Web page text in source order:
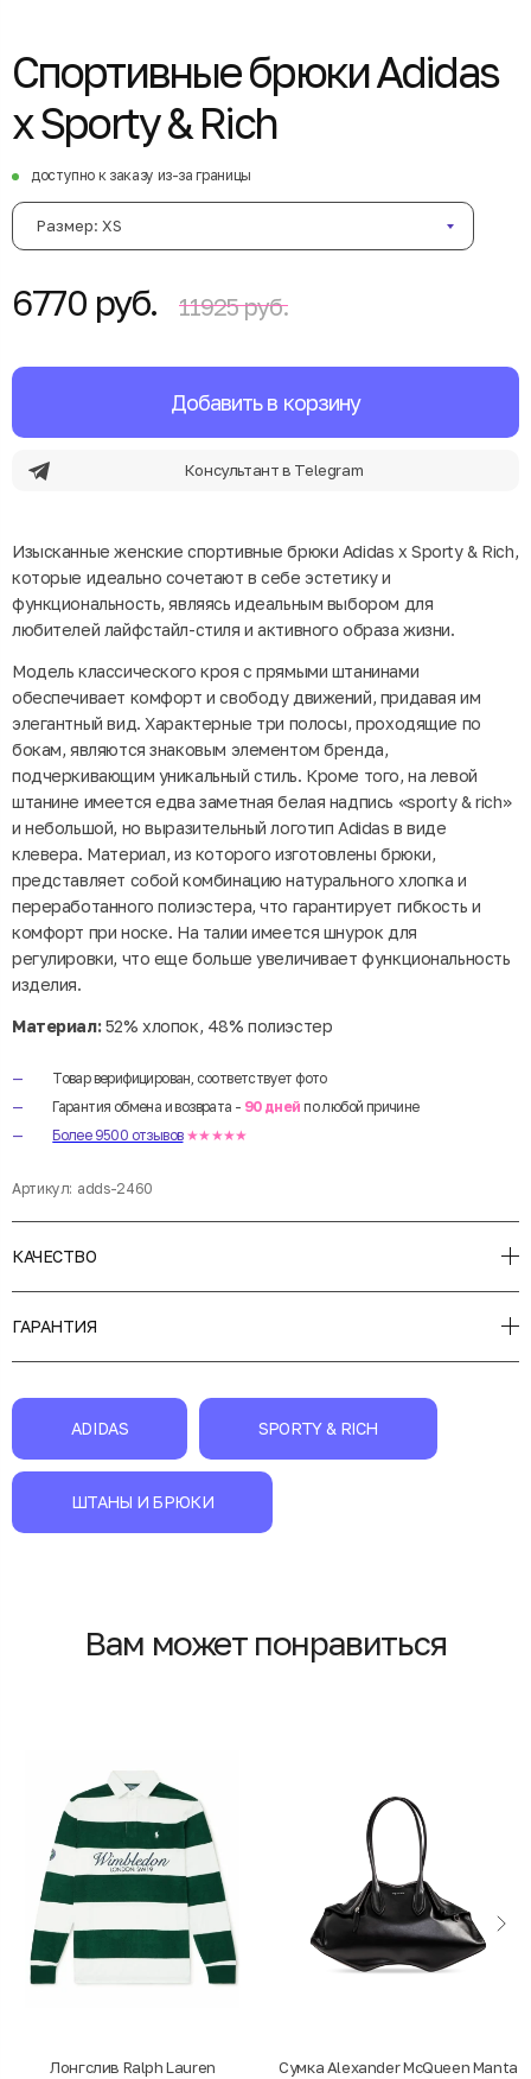
Спортивные брюки Adidas
x Sporty & Rich
доступно к заказу из-за границы
Размер: XS
6770 руб. 11925 руб.
Добавить в корзину
Консультант в Telegram
Изысканные женские спортивные брюки Adidas x Sporty & Rich,
которые идеально сочетают в себе эстетику и
функциональность, являясь идеальным выбором для
любителей лайфстайл-стиля и активного образа жизни.
Модель классического кроя с прямыми штанинами
обеспечивает комфорт и свободу движений, придавая им
элегантный вид. Характерные три полосы, проходящие по
бокам, являются знаковым элементом бренда,
подчеркивающим уникальный стиль. Кроме того, на левой
штанине имеется едва заметная белая надпись «sporty & rich»
и небольшой, но выразительный логотип Adidas в виде
клевера. Материал, из которого изготовлены брюки,
представляет собой комбинацию натурального хлопка и
переработанного полиэстера, что гарантирует гибкость и
комфорт при носке. На талии имеется шнурок для
регулировки, что еще больше увеличивает функциональность
изделия.
Материал:52% хлопок, 48% полиэстер
Товар верифицирован, соответствует фото
Гарантия обмена и возврата - 90 дней по любой причине
Более 9500 отзывов ★★★★★
Артикул: adds-2460
КАЧЕСТВО
ГАРАНТИЯ
ADIDAS SPORTY & RICH
ШТАНЫ И БРЮКИ
Вам может понравиться
Лонгслив Ralph Lauren Cумка Alexander McQueen Manta